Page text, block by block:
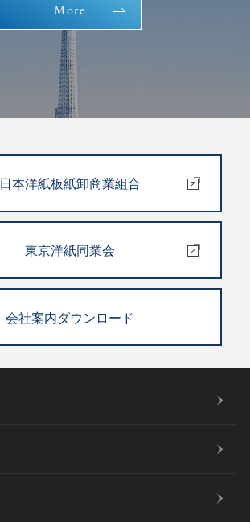
More
日本洋紙板紙卸商業組合
東京洋紙同業会
会社案内ダウンロード